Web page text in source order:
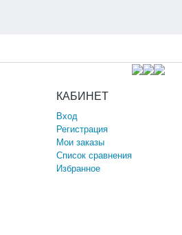
КАБИНЕТ
Вход
Регистрация
Мои заказы
Список сравнения
Избранное